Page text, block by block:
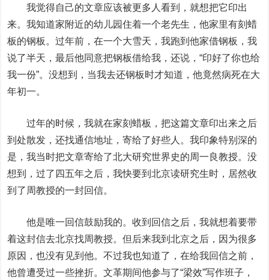
我觉得自己的文章应该被更多人看到，就想把它印出
来。我知道家附近的幼儿园住着一个老先生，他家里有刻蜡
板的钢板。过年前，在一个大雪天，我跑到他家借钢板，我
说了半天，最后他同意把钢板借给我，还说，“印好了你也给
我一份”。没想到，当我去还钢板时才知道，他竟然病死在大
年初一。
过年的时候，我就在家刻蜡板，把这篇文章印出来之后
到处散发，还找通信地址，寄给了好些人。我印象特别深的
是，我当时把文章寄给了北大研究世界史的周一良教授。没
想到，过了四五年之后，我快要到北京读研究生时，居然收
到了周教授的一封回信。
他是唯一回信鼓励我的。收到回信之后，我就想着要带
着这封信去北京找周教授。但后来我到北京之后，因为很多
原因，也没有见到他。不过我也知道了，在给我回信之前，
他曾遭受过一些挫折。文革期间他参与了“梁效”写作班子，